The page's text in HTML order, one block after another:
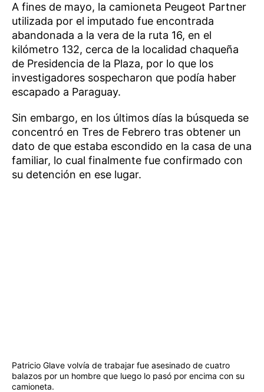
A fines de mayo, la camioneta Peugeot Partner
utilizada por el imputado fue encontrada
abandonada a la vera de la ruta 16, en el
kilómetro 132, cerca de la localidad chaqueña
de Presidencia de la Plaza, por lo que los
investigadores sospecharon que podía haber
escapado a Paraguay.
Sin embargo, en los últimos días la búsqueda se
concentró en Tres de Febrero tras obtener un
dato de que estaba escondido en la casa de una
familiar, lo cual finalmente fue confirmado con
su detención en ese lugar.
Patricio Glave volvía de trabajar fue asesinado de cuatro
balazos por un hombre que luego lo pasó por encima con su
camioneta.